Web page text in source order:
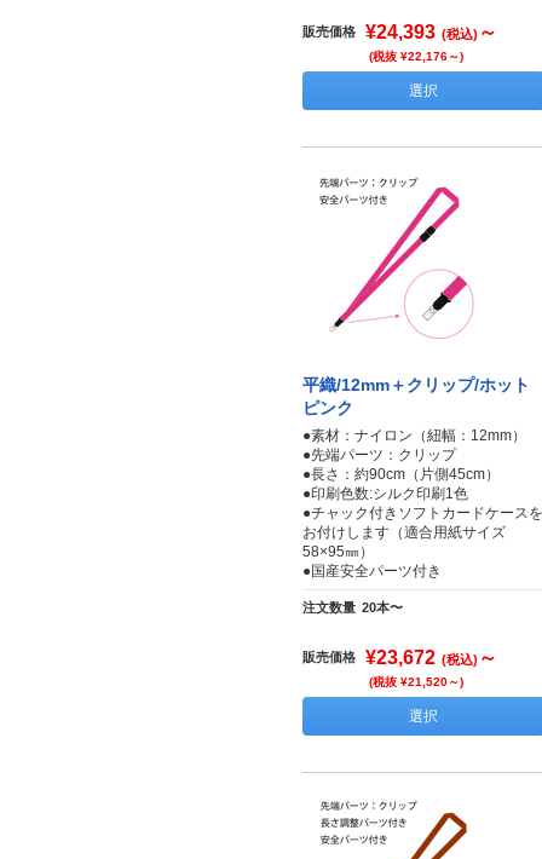
販売価格 ¥24,393 (税込) ～
(税抜 ¥22,176～)
選択
平織/12mm＋クリップ/ホット
ピンク
●素材：ナイロン（紐幅：12mm）
●先端パーツ：クリップ
●長さ：約90cm（片側45cm）
●印刷色数:シルク印刷1色
●チャック付きソフトカードケースを
お付けします（適合用紙サイズ
58×95㎜）
●国産安全パーツ付き
注文数量 20本〜
販売価格 ¥23,672 (税込) ～
(税抜 ¥21,520～)
選択